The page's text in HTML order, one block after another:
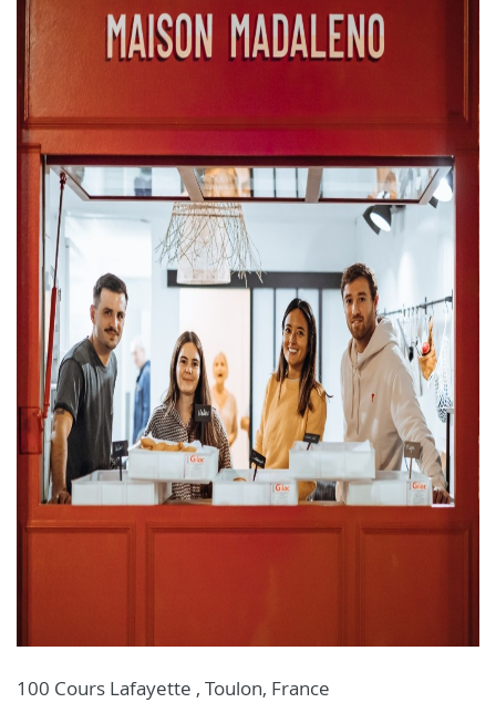
100 Cours Lafayette , Toulon, France